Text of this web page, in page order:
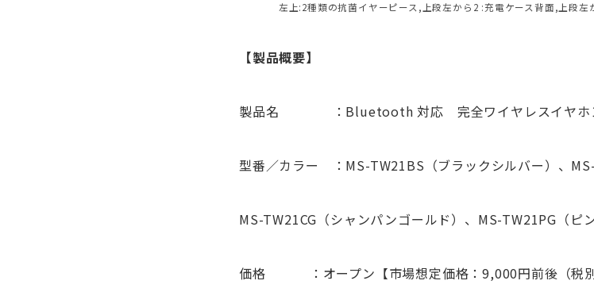
左上:2種類の抗菌イヤーピース,上段左から2 :充電ケース背面,上段
【製品概要】
製品名 ：Bluetooth 対応 完全ワイヤレスイヤホン
型番／カラー ：MS-TW21BS（ブラックシルバー）、MS-
MS-TW21CG（シャンパンゴールド）、MS-TW21PG（ピ
価格 ：オープン【市場想定価格：9,000円前後（税別